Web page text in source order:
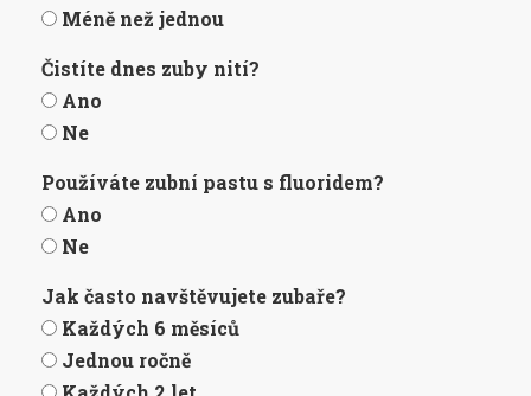
Méně než jednou
Čistíte dnes zuby nití?
Ano
Ne
Používáte zubní pastu s fluoridem?
Ano
Ne
Jak často navštěvujete zubaře?
Každých 6 měsíců
Jednou ročně